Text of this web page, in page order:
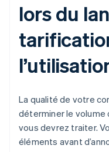
lors du
La qualité de votre
déterminer le volume
vous devrez traiter.
éléments avant